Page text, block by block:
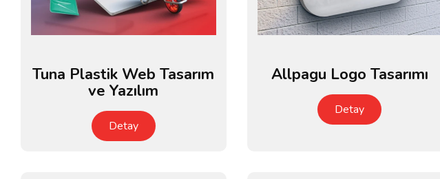
Tuna Plastik Web Tasarım
ve Yazılım
Detay
Allpagu Logo Tasarımı
Detay